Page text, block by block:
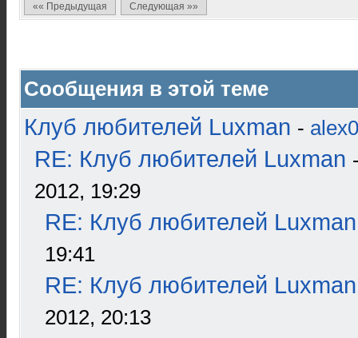
«« Предыдущая Следующая »»
Сообщения в этой теме
Клуб любителей Luxman -
RE: Клуб любителей Luxman
2012, 19:29
RE: Клуб любителей Luxman
19:41
RE: Клуб любителей Luxman
2012, 20:13